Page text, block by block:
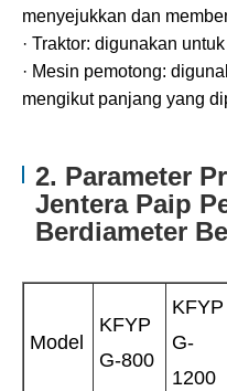
menyejukkan dan
· Traktor: digunakan
· Mesin pemotong:
mengikut panjang yang
2. Parameter
Jentera Paip
Berdiameter
Model
KFYP
G-800
KFYP
G-
1200